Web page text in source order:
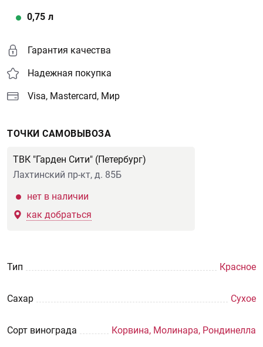
0,75 л
Гарантия качества
Надежная покупка
Visa, Mastercard, Мир
ТОЧКИ САМОВЫВОЗА
ТВК "Гарден Сити" (Петербург)
Лахтинский пр-кт, д. 85Б
нет в наличии
как добраться
Тип Красное
Сахар Сухое
Сорт винограда Корвина, Молинара, Рондинелла